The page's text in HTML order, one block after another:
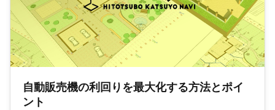
自動販売機の利回りを最大化する方法とポイ
ント